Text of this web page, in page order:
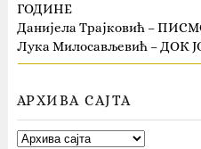
ГОДИНЕ
Данијела Трајковић –
Лука Милосављевић –
АРХИВА САЈТА